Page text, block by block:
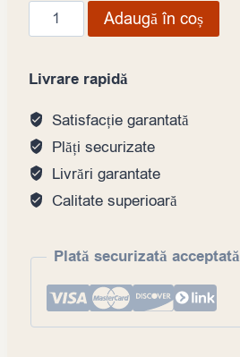
Cantitate
Sos
soia
cu
trufe,1LT
Adaugă în coș
Livrare rapidă
Satisfacție garantată
Plăți securizate
Livrări garantate
Calitate superioară
Plată securizată acceptată